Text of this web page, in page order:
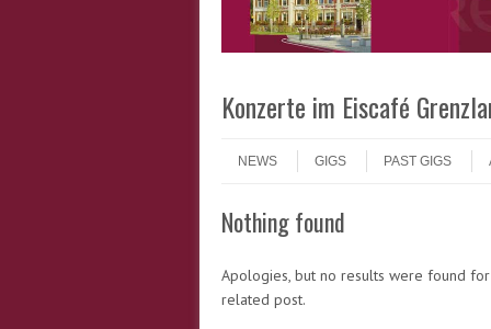
Konzerte im Eiscafé
Menu
NEWS
GIGS PAST GIGS
Nothing found
Apologies, but no results were found
related post.